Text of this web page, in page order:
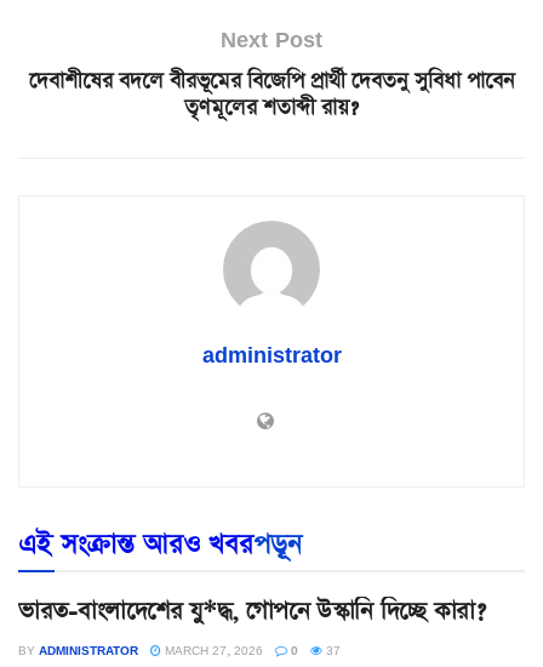
Next Post
দেবাশীষের বদলে বীরভূমের বিজেপি প্রার্থী দেবতনু সুবিধা পাবেন
তৃণমূলের শতাব্দী রায়?
administrator
এই সংক্রান্ত আরও খবরপড়ূন
ভারত-বাংলাদেশের যু*দ্ধ, গোপনে উস্কানি দিচ্ছে কারা?
BY ADMINISTRATOR MARCH 27, 2026 0 37